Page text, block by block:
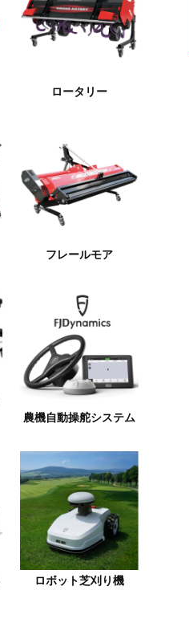
ロータリー
フレールモア
農機自動操舵システム
ロボット芝刈り機